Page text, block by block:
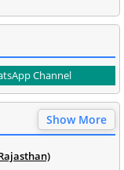
Channel
Show More